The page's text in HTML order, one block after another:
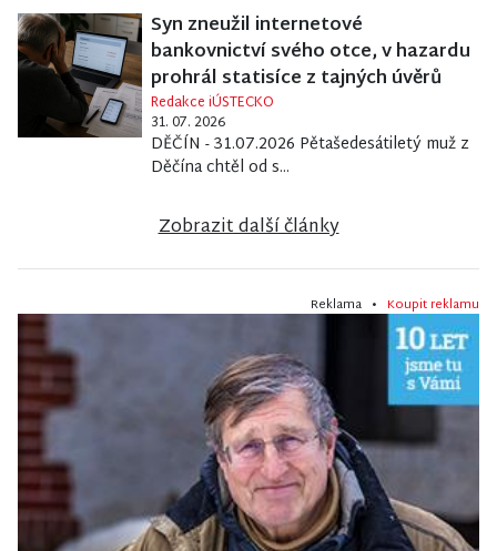
Syn zneužil internetové
bankovnictví svého otce, v hazardu
prohrál statisíce z tajných úvěrů
Redakce iÚSTECKO
31. 07. 2026
DĚČÍN - 31.07.2026 Pětašedesátiletý muž z
Děčína chtěl od s...
Zobrazit další články
Reklama • Koupit reklamu